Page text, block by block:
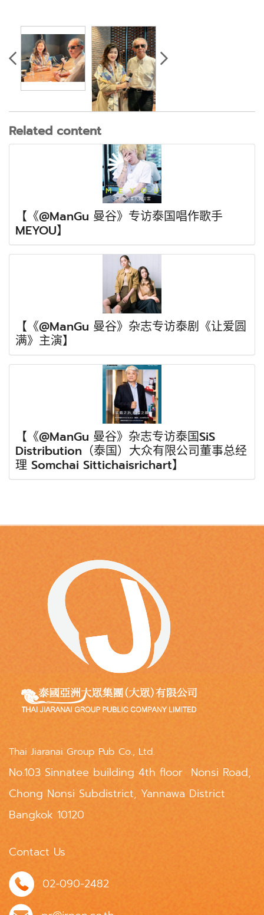
Related content
【《@ManGu 曼谷》专访泰国唱作歌手
MEYOU】
【《@ManGu 曼谷》杂志专访泰剧《让爱圆
满》主演】
【《@ManGu 曼谷》杂志专访泰国SiS
Distribution（泰国）大众有限公司董事总经
理 Somchai Sittichaisrichart】
Thai Jiaranai Group Pub Co., Ltd.
No.103 Sinnatee building 4th floor Nonsi Road,
Chong Nonsi Subdistrict, Yannawa District
Bangkok 10120
Contact Us
02-090-2482